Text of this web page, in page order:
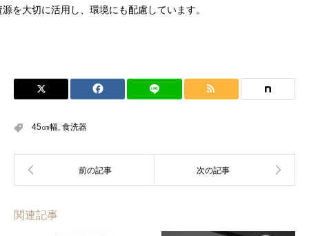
源を大切に活用し、環境にも配慮しています。
45㎝幅, 食洗器
関連記事